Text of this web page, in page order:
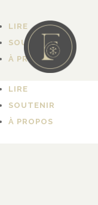
LIRE
SOUTENIR
À PROPOS
LIRE
SOUTENIR
À PROPOS